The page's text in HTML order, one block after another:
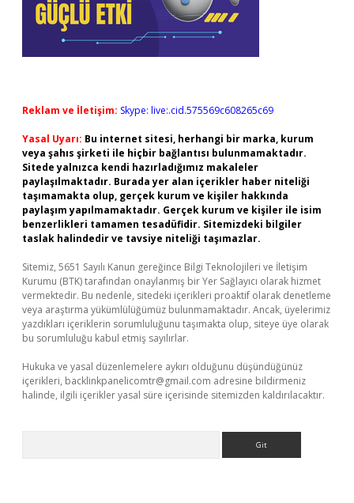
Reklam ve İletişim: Skype: live:.cid.575569c608265c69
Yasal Uyarı: Bu internet sitesi, herhangi bir marka, kurum
veya şahıs şirketi ile hiçbir bağlantısı bulunmamaktadır.
Sitede yalnızca kendi hazırladığımız makaleler
paylaşılmaktadır. Burada yer alan içerikler haber niteliği
taşımamakta olup, gerçek kurum ve kişiler hakkında
paylaşım yapılmamaktadır. Gerçek kurum ve kişiler ile isim
benzerlikleri tamamen tesadüfidir. Sitemizdeki bilgiler
taslak halindedir ve tavsiye niteliği taşımazlar.
Sitemiz, 5651 Sayılı Kanun gereğince Bilgi Teknolojileri ve İletişim
Kurumu (BTK) tarafından onaylanmış bir Yer Sağlayıcı olarak hizmet
vermektedir. Bu nedenle, sitedeki içerikleri proaktif olarak denetleme
veya araştırma yükümlülüğümüz bulunmamaktadır. Ancak, üyelerimiz
yazdıkları içeriklerin sorumluluğunu taşımakta olup, siteye üye olarak
bu sorumluluğu kabul etmiş sayılırlar.
Hukuka ve yasal düzenlemelere aykırı olduğunu düşündüğünüz
içerikleri, backlinkpanelicomtr@gmail.com adresine bildirmeniz
halinde, ilgili içerikler yasal süre içerisinde sitemizden kaldırılacaktır.